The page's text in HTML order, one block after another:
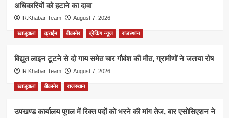
अधिकारियों को हटाने का दावा
R.Khabar Team August 7, 2026
खाजूवाला क्राईम बीकानेर ब्रेकिंग न्यूज राजस्थान
विद्युत लाइन टूटने से दो गाय समेत चार गौवंश की मौत, ग्रामीणों ने जताया रोष
R.Khabar Team August 7, 2026
खाजूवाला बीकानेर राजस्थान
उपखण्ड कार्यालय पूगल में रिक्त पदों को भरने की मांग तेज, बार एसोसिएशन ने